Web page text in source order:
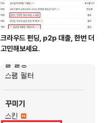
크라우드 펀딩, p2p 대출, 한번 더
고민해보세요.